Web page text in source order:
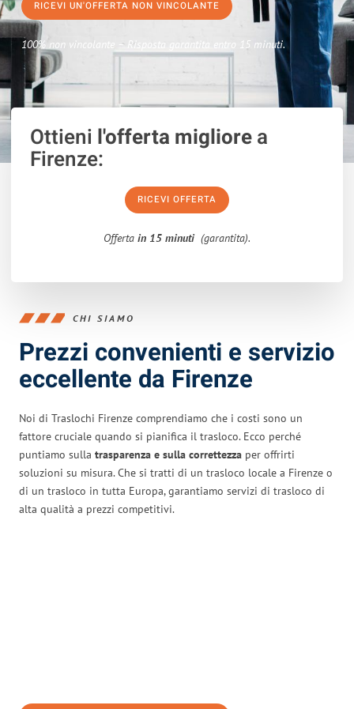
RICEVI UN'OFFERTA NON VINCOLANTE
100% non vincolante – Risposta garantita entro 15 minuti.
Ottieni l'offerta migliorea
Firenze:
RICEVI OFFERTA
Offerta in 15 minuti (garantita).
CHI SIAMO
Prezzi convenienti e servizio
eccellente da Firenze
Noi di Traslochi Firenze comprendiamo che i costi sono un
fattore cruciale quando si pianifica il trasloco. Ecco perché
puntiamo sulla trasparenza e sulla correttezza per offrirti
soluzioni su misura. Che si tratti di un trasloco locale a Firenze o
di un trasloco in tutta Europa, garantiamo servizi di trasloco di
alta qualità a prezzi competitivi.